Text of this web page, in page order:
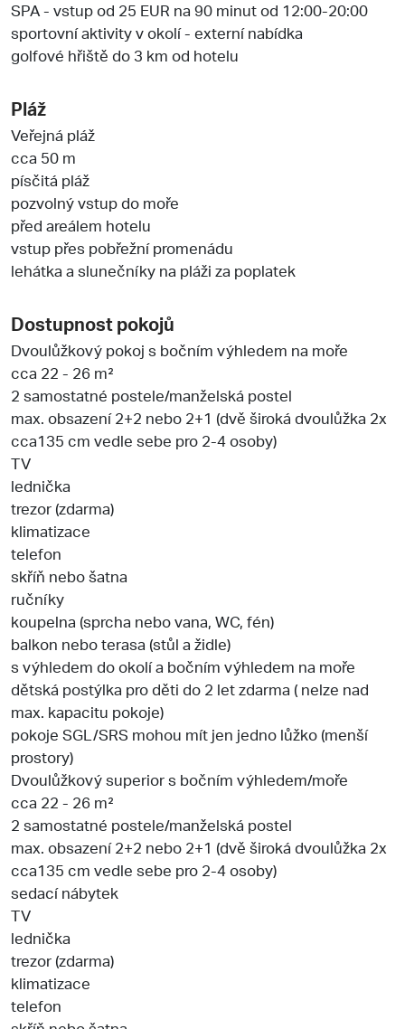
SPA - vstup od 25 EUR na 90 minut od 12:00-20:00
sportovní aktivity v okolí - externí nabídka
golfové hřiště do 3 km od hotelu
Pláž
Veřejná pláž
cca 50 m
písčitá pláž
pozvolný vstup do moře
před areálem hotelu
vstup přes pobřežní promenádu
lehátka a slunečníky na pláži za poplatek
Dostupnost pokojů
Dvoulůžkový pokoj s bočním výhledem na moře
cca 22 - 26 m²
2 samostatné postele/manželská postel
max. obsazení 2+2 nebo 2+1 (dvě široká dvoulůžka 2x
cca135 cm vedle sebe pro 2-4 osoby)
TV
lednička
trezor (zdarma)
klimatizace
telefon
skříň nebo šatna
ručníky
koupelna (sprcha nebo vana, WC, fén)
balkon nebo terasa (stůl a židle)
s výhledem do okolí a bočním výhledem na moře
dětská postýlka pro děti do 2 let zdarma ( nelze nad
max. kapacitu pokoje)
pokoje SGL/SRS mohou mít jen jedno lůžko (menší
prostory)
Dvoulůžkový superior s bočním výhledem/moře
cca 22 - 26 m²
2 samostatné postele/manželská postel
max. obsazení 2+2 nebo 2+1 (dvě široká dvoulůžka 2x
cca135 cm vedle sebe pro 2-4 osoby)
sedací nábytek
TV
lednička
trezor (zdarma)
klimatizace
telefon